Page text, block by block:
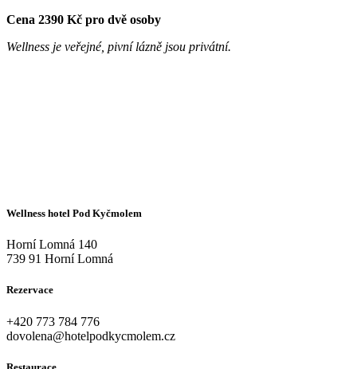
Cena 2390 Kč pro dvě osoby
Wellness je veřejné, pivní lázně jsou privátní.
Wellness hotel Pod Kyčmolem
Horní Lomná 140
739 91 Horní Lomná
Rezervace
+420 773 784 776
dovolena@hotelpodkycmolem.cz